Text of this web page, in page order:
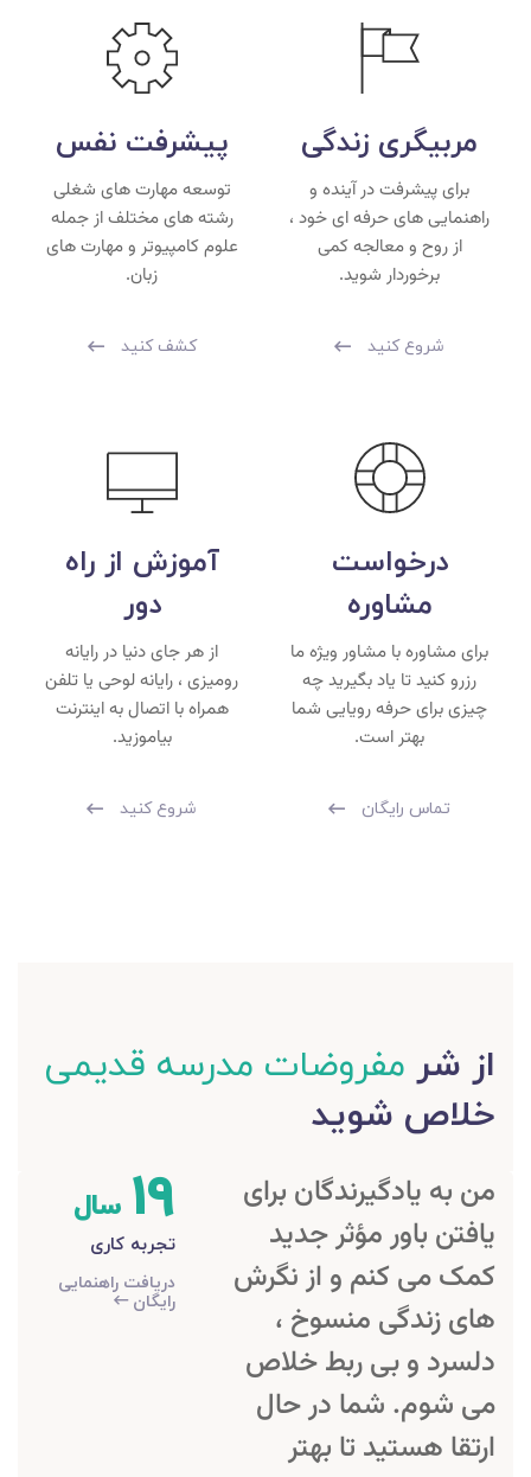
مربیگری زندگی
برای پیشرفت در آینده و
راهنمایی های حرفه ای خود ،
از روح و معالجه کمی
برخوردار شوید.
شروع کنید
پیشرفت نفس
توسعه مهارت های شغلی
رشته های مختلف از جمله
علوم کامپیوتر و مهارت های
زبان.
کشف کنید
درخواست
مشاوره
برای مشاوره با مشاور ویژه ما
رزرو کنید تا یاد بگیرید چه
چیزی برای حرفه رویایی شما
بهتر است.
تماس رایگان
آموزش از راه
دور
از هر جای دنیا در رایانه
رومیزی ، رایانه لوحی یا تلفن
همراه با اتصال به اینترنت
بیاموزید.
شروع کنید
از شر مفروضات مدرسه قدیمی
خلاص شوید
من به یادگیرندگان برای
یافتن باور مؤثر جدید
کمک می کنم و از نگرش
های زندگی منسوخ ،
دلسرد و بی ربط خلاص
می شوم. شما در حال
ارتقا هستید تا بهتر
19 سال
تجربه کاری
دریافت راهنمایی
رایگان